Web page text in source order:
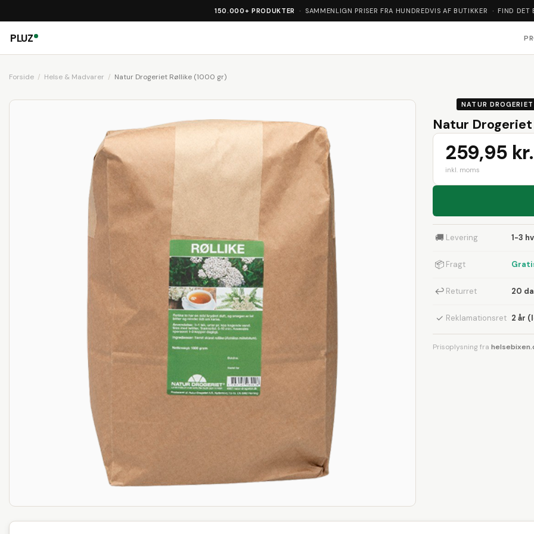
150.000+ PRODUKTER · SAMMENLIGN PRISER FRA HUNDREDVIS AF BUTIKKER · FIND DET
PLUZ
Forside Helse & Madvarer Natur Drogeriet Røllike (1000 gr)
NATUR DROGERIET
Natur
259,95 kr.
inkl. moms
🚚 Levering 1-3
📦 Fragt
↩ Returret 20
✓ Reklamationsret 2 år
Prisoplysning fra